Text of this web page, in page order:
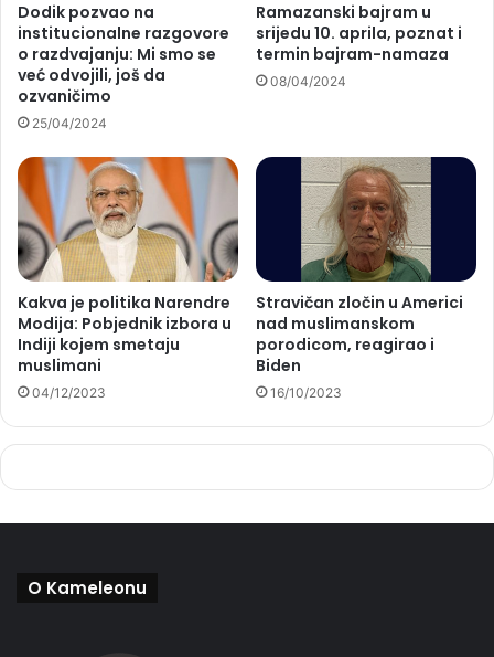
Dodik pozvao na
institucionalne razgovore
o razdvajanju: Mi smo se
već odvojili, još da
ozvaničimo
25/04/2024
Ramazanski bajram u
srijedu 10. aprila, poznat i
termin bajram-namaza
08/04/2024
Kakva je politika Narendre
Modija: Pobjednik izbora u
Indiji kojem smetaju
muslimani
04/12/2023
Stravičan zločin u Americi
nad muslimanskom
porodicom, reagirao i
Biden
16/10/2023
O Kameleonu